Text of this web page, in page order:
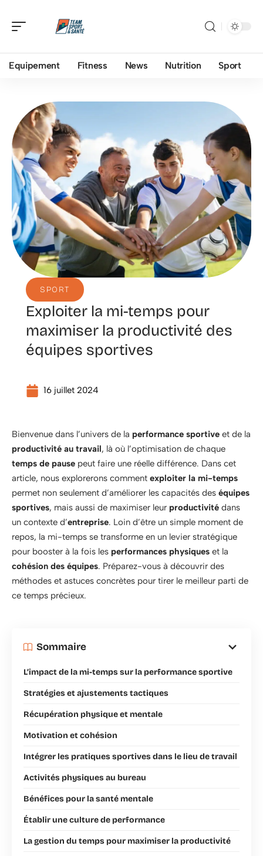
Equipement Fitness News Nutrition Sport
SPORT
Exploiter la mi-temps pour
maximiser la productivité des
équipes sportives
16 juillet 2024
Bienvenue dans l’univers de la performance sportive et de la
productivité au travail, là où l’optimisation de chaque
temps de pause peut faire une réelle différence. Dans cet
article, nous explorerons comment exploiter la mi-temps
permet non seulement d’améliorer les capacités des équipes
sportives, mais aussi de maximiser leur productivité dans
un contexte d’entreprise. Loin d’être un simple moment de
repos, la mi-temps se transforme en un levier stratégique
pour booster à la fois les performances physiques et la
cohésion des équipes. Préparez-vous à découvrir des
méthodes et astuces concrètes pour tirer le meilleur parti de
ce temps précieux.
Sommaire
L’impact de la mi-temps sur la performance sportive
Stratégies et ajustements tactiques
Récupération physique et mentale
Motivation et cohésion
Intégrer les pratiques sportives dans le lieu de travail
Activités physiques au bureau
Bénéfices pour la santé mentale
Établir une culture de performance
La gestion du temps pour maximiser la productivité